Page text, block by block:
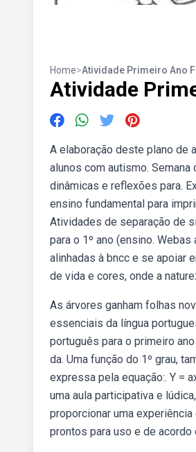
Home>Atividade Primeiro Ano
Atividade
A elaboração deste plano de
alunos com autismo.
dinâmicas e reflexões para.
ensino fundamental para
Atividades de separação de
para o 1º ano (ensino.
alinhadas à bncc e se apoiar
de vida e cores, onde a
As árvores ganham folhas
essenciais da língua
português para o primeiro
da. Uma função do 1º grau,
expressa pela equação:. Y =
uma aula participativa e
proporcionar uma
prontos para uso e de acordo